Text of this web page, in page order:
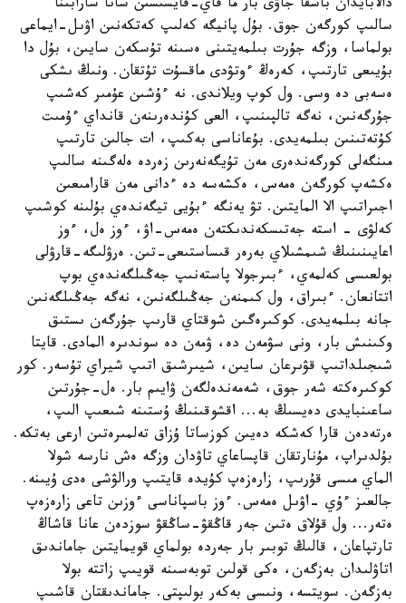
دالابايدان باسقا جاۋى بار ما قاي-قايسىسىن سانا سارابىنا
سالىپ كورگەن جوق. بۇل پانيگە كەلىپ كەتكەنىن اۋىل-ايماعى
بولماسا، وزگە جۇرت بىلمەيتىنى ەسىنە تۇسكەن سايىن، بۇل دا
بۇيىعى تارتىپ، كەرەڭ ءوتۋدى ماقسۇت تۇتقان. ونىڭ ىشكى
ەسەبى دە وسى. ول كوپ ويلاندى. نە ءۇشىن عۇمىر كەشىپ
جۇرگەنىن، نەگە تالپىنىپ، العى كۇندەرىنەن قانداي ءۇمىت
كۇتەتىنىن بىلمەيدى. بۇعاناسى بەكىپ، ات جالىن تارتىپ
مىنگەلى كورگەندەرى مەن تۇيگەنەرىن زەردە ەلەگىنە سالىپ
ەكشەپ كورگەن ەمەس، ەكشەسە دە ءدانى مەن قارامىعىن
اجىراتىپ الا المايتىن. تۋ يەنگە ءبۇيى تيگەندەي بۇلىنە كوشىپ
كەلۋى - استە جەتىسكەندىكتەن ەمەس-اۋ، ءوز ەل، ءوز
اعايىنىنىڭ شىمشىلاي بەرەر قىساستىعى-تىن. ەرۋلىگە-قارۋلى
بولعىسى كەلمەي، ءبىرجولا پاستەنىپ جەڭىلگەندەي بوپ
اتتانعان. ءبىراق، ول كىمنەن جەڭىلگەنىن، نەگە جەڭىلگەنىن
جانە بىلمەيدى. كوكىرەگىن شوقتاي قارىپ جۇرگەن ىستىق
وكىنىش بار، ونى سۋمەن دە، ۋمەن دە سوندىرە المادى. قايتا
شىجىلداتىپ قۋىرعان سايىن، شيىرشىق اتىپ شيراي تۇسەر. كور
كوكىرەكتە شەر جوق، شەمەندەلگەن ۋايىم بار. ەل-جۇرتىن
ساعىنبايدى دەيسىڭ بە... اقشوقىنىڭ ۇستىنە شىعىپ الىپ،
ەرتەدەن قارا كەشكە دەيىن كوزساتا ۇزاق تەلمىرەتىن ارعى بەتكە.
بۇلدىراپ، مۇنارتقان قاپساعاي تاۋدان وزگە ەش نارسە شولا
الماي مىسى قۇرىپ، زارەزەپ كۇيدە قايتىپ ورالۋشى ەدى ۇيىنە.
جالعىز ءۇي -اۋىل ەمەس. ءوز باسپاناسى ءوزىن تاعى زارەزەپ
ەتەر... ول قۇلاق ەتىن جەر قاڭقۋ-ساڭقۋ سوزدەن عانا قاشاڭ
تارتپاعان، قالىڭ توبىر بار جەردە بولماي قويمايتىن جاماندىق
اتاۋلىدان بەزگەن، ەكى قولىن توبەسىنە قويىپ زاتتە بولا
بەزگەن. سويتسە، ونىسى بەكەر بولىپتى. جاماندىقتان قاشىپ